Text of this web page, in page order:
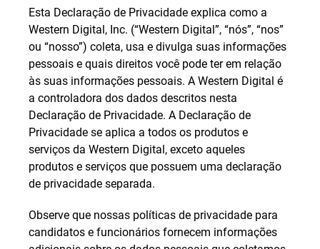
Esta Declaração de Privacidade explica como a
Western Digital, Inc. (“Western Digital”, “nós”, “nos”
ou “nosso”) coleta, usa e divulga suas informações
pessoais e quais direitos você pode ter em relação
às suas informações pessoais. A Western Digital é
a controladora dos dados descritos nesta
Declaração de Privacidade. A Declaração de
Privacidade se aplica a todos os produtos e
serviços da Western Digital, exceto aqueles
produtos e serviços que possuem uma declaração
de privacidade separada.
Observe que nossas políticas de privacidade para
candidatos e funcionários fornecem informações